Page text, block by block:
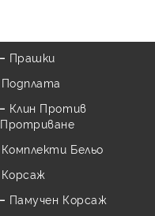
Прашки
Подплата
Клин Против
Протриване
Комплекти Бельо
Корсаж
Памучен Корсаж